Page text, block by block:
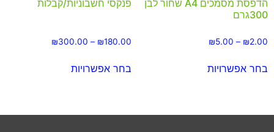
הדפסת מסמכים A4 שחור לבן
300גרם
₪2.00
–
₪5.00
בחר אפשרויות
פנקסי חשבוניות/קבלות
₪180.00
–
₪300.00
בחר אפשרויות